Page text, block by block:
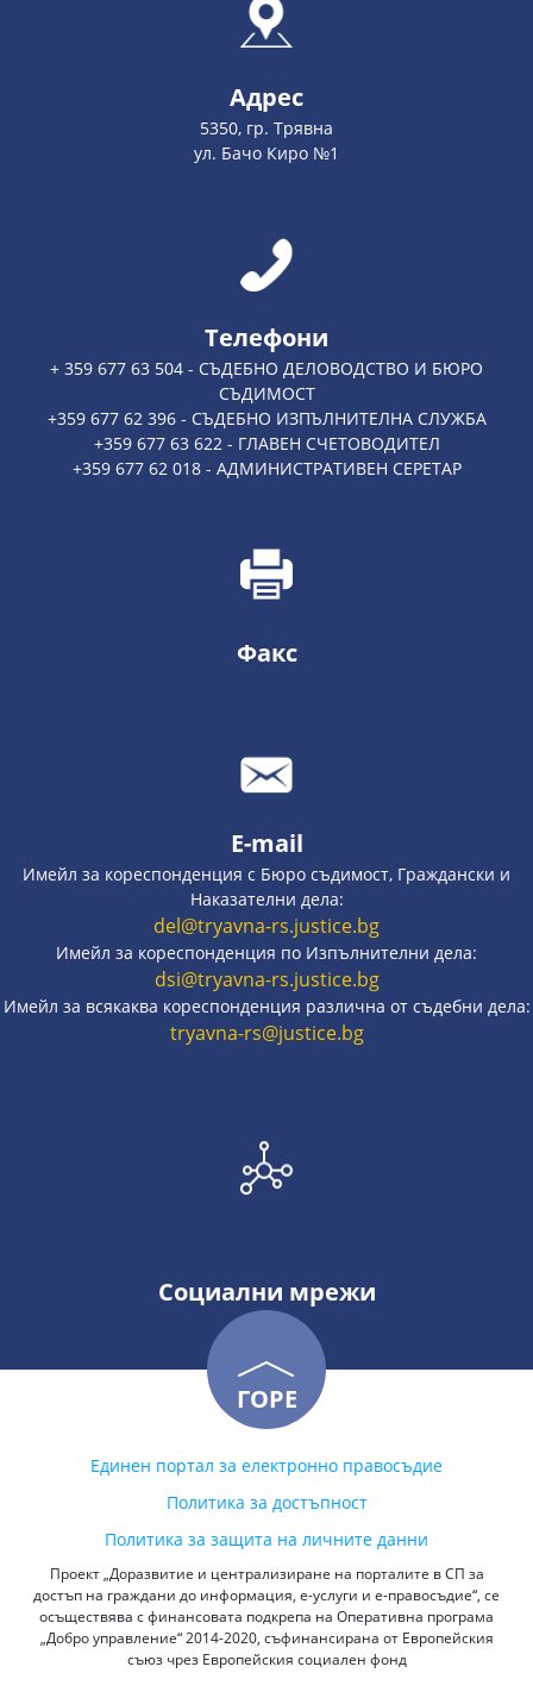
Адрес
5350, гр. Трявна
ул. Бачо Киро №1
Телефони
+ 359 677 63 504 - СЪДЕБНО ДЕЛОВОДСТВО И БЮРО
СЪДИМОСТ
+359 677 62 396 - СЪДЕБНО ИЗПЪЛНИТЕЛНА СЛУЖБА
+359 677 63 622 - ГЛАВЕН СЧЕТОВОДИТЕЛ
+359 677 62 018 - АДМИНИСТРАТИВЕН СЕРЕТАР
Факс
E-mail
Имейл за кореспонденция с Бюро съдимост, Граждански и
Наказателни дела:
del@tryavna-rs.justice.bg
Имейл за кореспонденция по Изпълнителни дела:
dsi@tryavna-rs.justice.bg
Имейл за всякаква кореспонденция различна от съдебни дела:
tryavna-rs@justice.bg
Социални мрежи
ГОРЕ
Единен портал за електронно правосъдие
Политика за достъпност
Политика за защита на личните данни
Проект „Доразвитие и централизиране на порталите в СП за
достъп на граждани до информация, е-услуги и е-правосъдие“, се
осъществява с финансовата подкрепа на Оперативна програма
„Добро управление“ 2014-2020, съфинансирана от Европейския
съюз чрез Европейския социален фонд